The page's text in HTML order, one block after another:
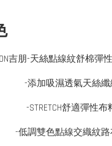
吉朋-天絲點線紋舒棉彈
-添加吸濕透氣天絲纖
-STRETCH舒適彈性布
-低調雙色點線交織紋路